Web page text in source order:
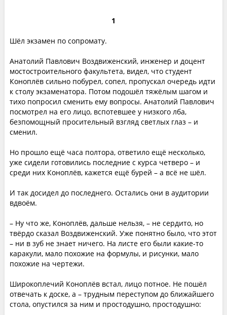
1
Шёл экзамен по сопромату.
Анатолий Павлович Воздвиженский, инженер и доцент
мостостроительного факультета, видел, что студент
Коноплёв сильно побурел, сопел, пропускал очередь идти
к столу экзаменатора. Потом подошёл тяжёлым шагом и
тихо попросил сменить ему вопросы. Анатолий Павлович
посмотрел на его лицо, вспотевшее у низкого лба,
безпомощный просительный взгляд светлых глаз – и
сменил.
Но прошло ещё часа полтора, ответило ещё несколько,
уже сидели готовились последние с курса четверо – и
среди них Коноплёв, кажется ещё бурей – а всё не шёл.
И так досидел до последнего. Остались они в аудитории
вдвоём.
– Ну что же, Коноплёв, дальше нельзя, – не сердито, но
твёрдо сказал Воздвиженский. Уже понятно было, что этот
– ни в зуб не знает ничего. На листе его были какие-то
каракули, мало похожие на формулы, и рисунки, мало
похожие на чертежи.
Широкоплечий Коноплёв встал, лицо потное. Не пошёл
отвечать к доске, а – трудным переступом до ближайшего
стола, опустился за ним и простодушно, простодушно: